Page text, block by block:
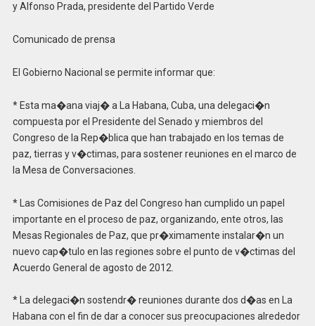
y Alfonso Prada, presidente del Partido Verde
Comunicado de prensa
El Gobierno Nacional se permite informar que:
* Esta ma�ana viaj� a La Habana, Cuba, una delegaci�n
compuesta por el Presidente del Senado y miembros del
Congreso de la Rep�blica que han trabajado en los temas de
paz, tierras y v�ctimas, para sostener reuniones en el marco de
la Mesa de Conversaciones.
* Las Comisiones de Paz del Congreso han cumplido un papel
importante en el proceso de paz, organizando, ente otros, las
Mesas Regionales de Paz, que pr�ximamente instalar�n un
nuevo cap�tulo en las regiones sobre el punto de v�ctimas del
Acuerdo General de agosto de 2012.
* La delegaci�n sostendr� reuniones durante dos d�as en La
Habana con el fin de dar a conocer sus preocupaciones alrededor